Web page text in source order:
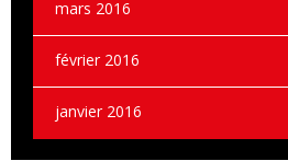
mars 2016
février 2016
janvier 2016